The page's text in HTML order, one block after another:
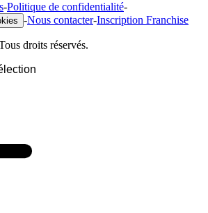
-Politique de confidentialité-
-Nous contacter-Inscription Franchise
droits réservés.